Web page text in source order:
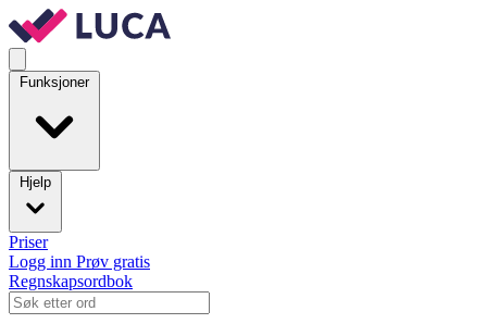
Funksjoner
Hjelp
Priser
Logg inn Prøv gratis
Regnskapsordbok